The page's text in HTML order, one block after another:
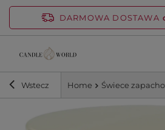
DARMOWA DOSTAWA
Wstecz Home Świece